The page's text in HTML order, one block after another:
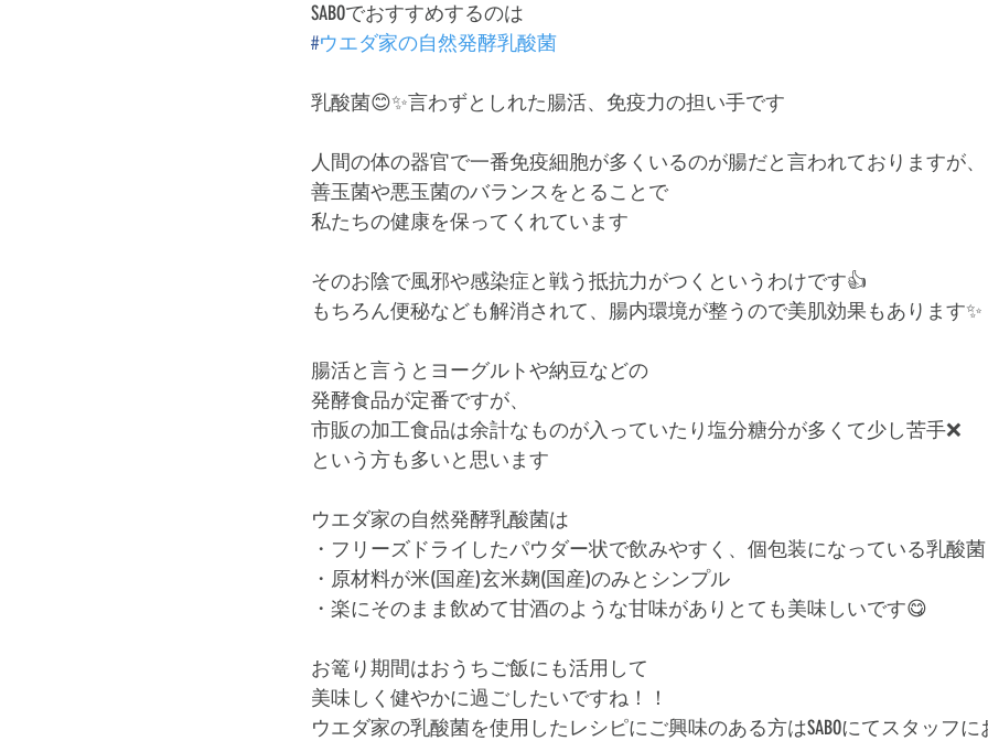
SABOでおすすめするのは﻿
#ウエダ家の自然発酵乳酸菌
乳酸菌😊✨言わずとしれた腸活、免疫力の担い手です﻿
人間の体の器官で一番免疫細胞が多くいるのが腸だと言われておりますが、﻿
善玉菌や悪玉菌のバランスをとることで﻿
私たちの健康を保ってくれています﻿
そのお陰で風邪や感染症と戦う抵抗力がつくというわけです👍
もちろん便秘なども解消されて、腸内環境が整うので美肌効果もあります✨
腸活と言うとヨーグルトや納豆などの﻿
発酵食品が定番ですが、﻿
市販の加工食品は余計なものが入っていたり塩分糖分が多くて少し苦手❌
という方も多いと思います﻿
ウエダ家の自然発酵乳酸菌は﻿
・フリーズドライしたパウダー状で飲みやすく、個包装になっている乳酸菌﻿
・原材料が米(国産)玄米麹(国産)のみとシンプル﻿
・楽にそのまま飲めて甘酒のような甘味がありとても美味しいです😋
お篭り期間はおうちご飯にも活用して﻿
美味しく健やかに過ごしたいですね！！﻿
ウエダ家の乳酸菌を使用したレシピにご興味のある方はSABOにてスタッフに